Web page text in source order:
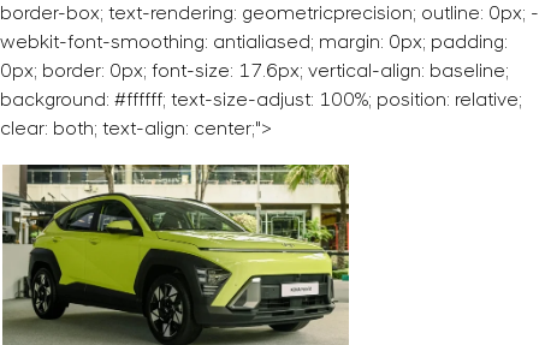
border-box; text-rendering: geometricprecision; outline: 0px; -
webkit-font-smoothing: antialiased; margin: 0px; padding:
0px; border: 0px; font-size: 17.6px; vertical-align: baseline;
background: #ffffff; text-size-adjust: 100%; position: relative;
clear: both; text-align: center;">